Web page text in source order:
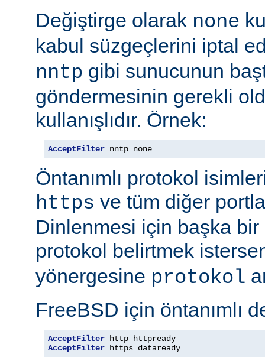
Değiştirge olarak none
kabul süzgeçlerini iptal
nntp gibi sunucunun
göndermesinin gerekli
kullanışlıdır. Örnek:
AcceptFilter nntp none
Öntanımlı protokol
https ve tüm diğer
Dinlenmesi için başka
protokol belirtmek
yönergesine protokol
FreeBSD için öntanımlı
AcceptFilter
AcceptFilter https dataready